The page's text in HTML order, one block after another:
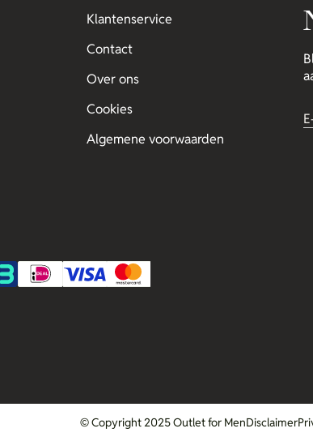
Klantenservice
Contact
Over ons
Cookies
Algemene voorwaarden
© Copyright 2025 Outlet for MenDisclaimer